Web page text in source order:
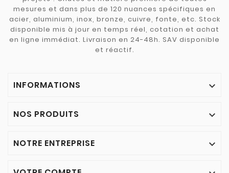
mesures et dans plus de 120 nuances spécifiques en
acier, aluminium, inox, bronze, cuivre, fonte, etc. Stock
disponible mis à jour en temps réel, cotation et achat
en ligne immédiat. Livraison en 24-48h. SAV disponible
et réactif.
INFORMATIONS 
NOS PRODUITS 
NOTRE ENTREPRISE 